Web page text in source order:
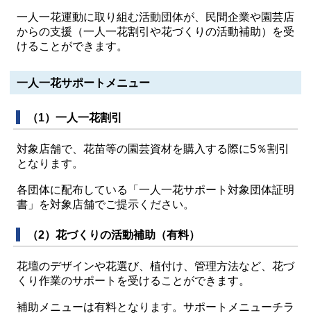
一人一花運動に取り組む活動団体が、民間企業や園芸店
からの支援（一人一花割引や花づくりの活動補助）を受
けることができます。
一人一花サポートメニュー
（1）一人一花割引
対象店舗で、花苗等の園芸資材を購入する際に5％割引
となります。
各団体に配布している「一人一花サポート対象団体証明
書」を対象店舗でご提示ください。
（2）花づくりの活動補助（有料）
花壇のデザインや花選び、植付け、管理方法など、花づ
くり作業のサポートを受けることができます。
補助メニューは有料となります。サポートメニューチラ